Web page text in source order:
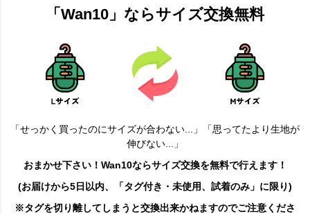
「Wan10」ならサイズ交換無料
「せっかく買ったのにサイズが合わない...」「思ってたより生地が
伸びない...」
おまかせ下さい！Wan10ならサイズ交換を無料で行えます！
(お届けから5日以内、「タグ付き・未使用、試着のみ」に限り)
※タグを切り離してしまうと交換出来かねますのでご注意くださ